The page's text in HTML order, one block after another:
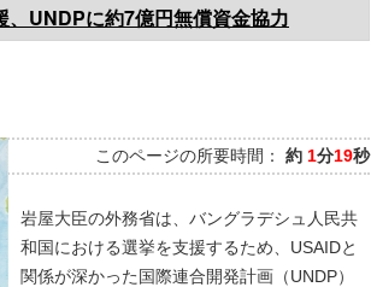
UNDPに約7億円無償資金協力
このページの所要時間： 約 1分19秒
岩屋大臣の外務省は、バングラデシュ人民共
和国における選挙を支援するため、USAIDと
関係が深かった国際連合開発計画（UNDP）